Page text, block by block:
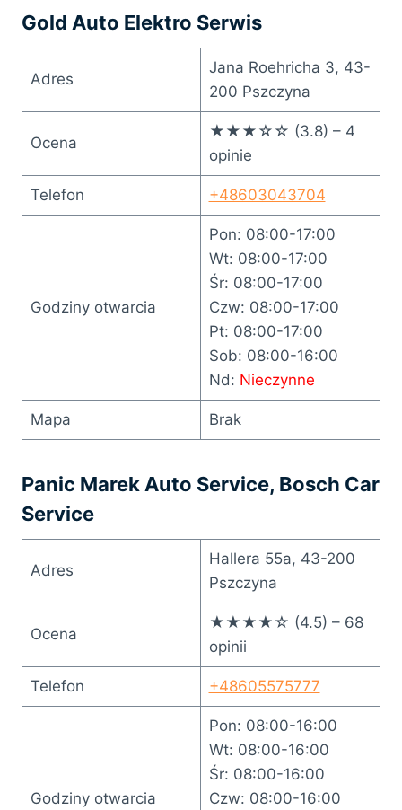
Gold Auto Elektro Serwis
Adres
Jana Roehricha 3, 43-
200 Pszczyna
Ocena
★★★☆☆ (3.8) – 4
opinie
Telefon +48603043704
Godziny otwarcia
Pon: 08:00-17:00
Wt: 08:00-17:00
Śr: 08:00-17:00
Czw: 08:00-17:00
Pt: 08:00-17:00
Sob: 08:00-16:00
Nd: Nieczynne
Mapa Brak
Panic Marek Auto Service, Bosch Car
Service
Adres
Hallera 55a, 43-200
Pszczyna
Ocena
★★★★☆ (4.5) – 68
opinii
Telefon +48605575777
Godziny otwarcia
Pon: 08:00-16:00
Wt: 08:00-16:00
Śr: 08:00-16:00
Czw: 08:00-16:00